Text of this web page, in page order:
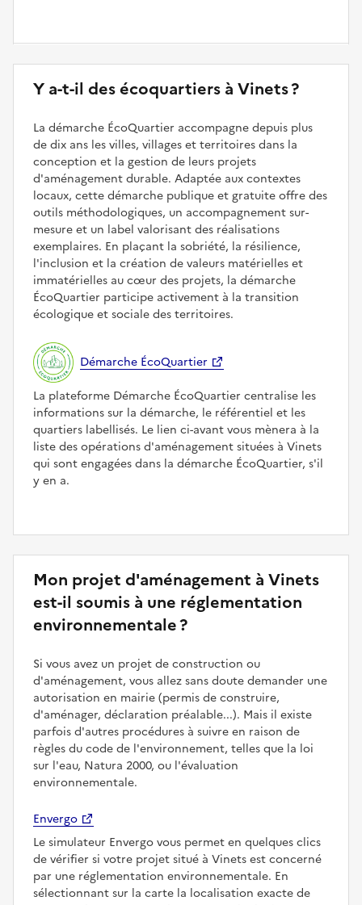
Y a-t-il des écoquartiers à Vinets ?
La démarche ÉcoQuartier accompagne depuis plus
de dix ans les villes, villages et territoires dans la
conception et la gestion de leurs projets
d'aménagement durable. Adaptée aux contextes
locaux, cette démarche publique et gratuite offre des
outils méthodologiques, un accompagnement sur-
mesure et un label valorisant des réalisations
exemplaires. En plaçant la sobriété, la résilience,
l'inclusion et la création de valeurs matérielles et
immatérielles au cœur des projets, la démarche
ÉcoQuartier participe activement à la transition
écologique et sociale des territoires.
Démarche ÉcoQuartier
La plateforme Démarche ÉcoQuartier centralise les
informations sur la démarche, le référentiel et les
quartiers labellisés. Le lien ci-avant vous mènera à la
liste des opérations d'aménagement situées à Vinets
qui sont engagées dans la démarche ÉcoQuartier, s'il
y en a.
Mon projet d'aménagement à Vinets
est-il soumis à une réglementation
environnementale ?
Si vous avez un projet de construction ou
d'aménagement, vous allez sans doute demander une
autorisation en mairie (permis de construire,
d'aménager, déclaration préalable...). Mais il existe
parfois d'autres procédures à suivre en raison de
règles du code de l'environnement, telles que la loi
sur l'eau, Natura 2000, ou l'évaluation
environnementale.
Envergo
Le simulateur Envergo vous permet en quelques clics
de vérifier si votre projet situé à Vinets est concerné
par une réglementation environnementale. En
sélectionnant sur la carte la localisation exacte de